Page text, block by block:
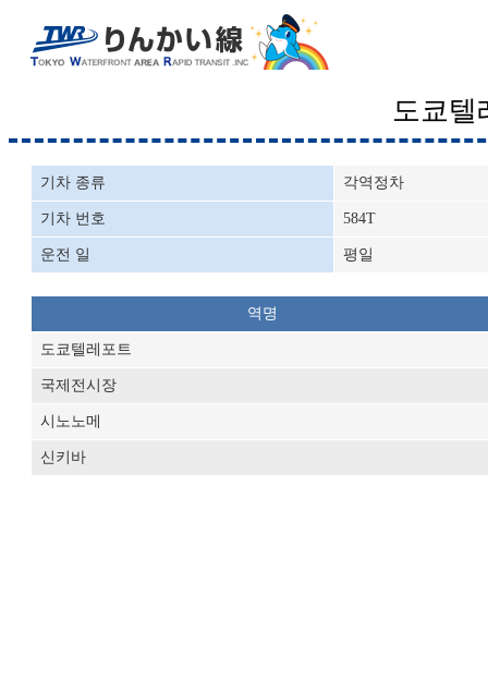
도쿄텔
기차 종류 각역정차
기차 번호 584T
운전 일 평일
역명
도쿄텔레포트
국제전시장
시노노메
신키바